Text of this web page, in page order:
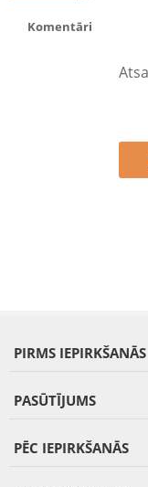
Komentāri
PIRMS IEPIRKŠANĀS
PASŪTĪJUMS
PĒC IEPIRKŠANĀS